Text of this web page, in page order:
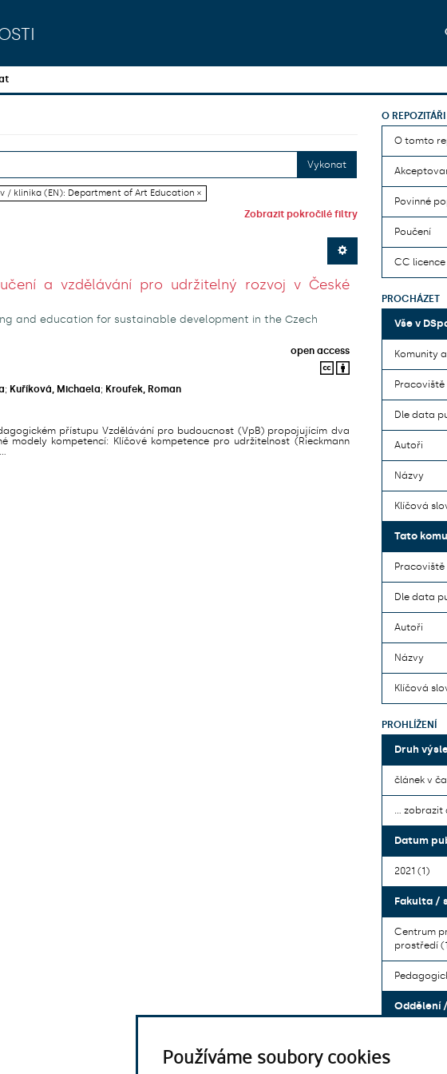
Používáme soubory cookies
Vykonat
/ klinika (EN): Department of Art Education ×
Zobrazit pokročilé filtry
a vzdělávání pro udržitelný rozvoj v České
and education for sustainable development in the Czech
open access
; Kuříková, Michaela; Kroufek, Roman
přístupu Vzdělávání pro budoucnost (VpB) propojujícím dva
modely kompetencí: Klíčové kompetence pro udržitelnost (Rieckmann
O REPOZITÁŘI
O tomto
Povinné
Poučení
CC licence
PROCHÁZET
Vše v
Komunity
Pracoviště
Dle data
Autoři
Názvy
Klíčová
Tato
Pracoviště
Dle data
Autoři
Názvy
Klíčová
PROHLÍŽENÍ
Druh
článek v
... zobrazit
Datum
2021 (1)
Fakulta /
Centrum
prostředí
Oddělení